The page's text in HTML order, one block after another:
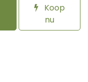
Koop
nu